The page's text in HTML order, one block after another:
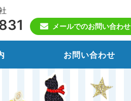
メールでのお問い合わせ
お問い合わせ